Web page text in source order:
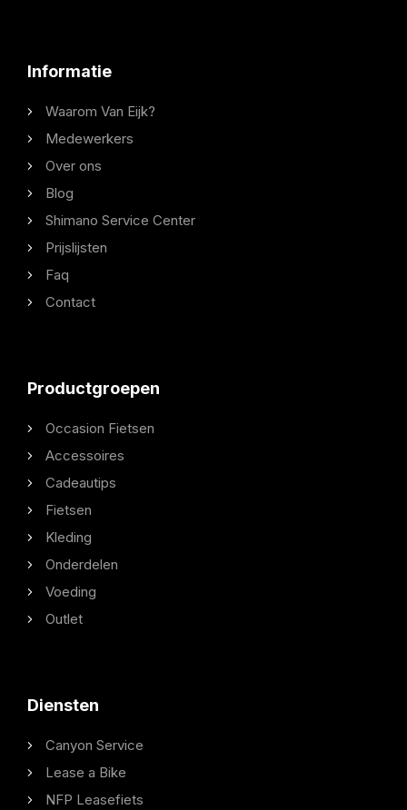
Informatie
Waarom Van Eijk?
Medewerkers
Over ons
Blog
Shimano Service Center
Prijslijsten
Faq
Contact
Productgroepen
Occasion Fietsen
Accessoires
Cadeautips
Fietsen
Kleding
Onderdelen
Voeding
Outlet
Diensten
Canyon Service
Lease a Bike
NFP Leasefiets